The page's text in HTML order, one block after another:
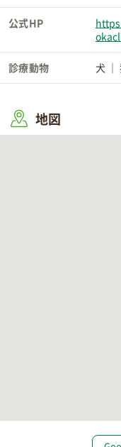
公式HP
診療動物 犬
地図